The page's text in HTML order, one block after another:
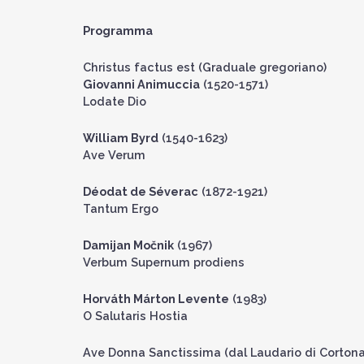
Programma
Christus factus est (Graduale gregoriano)
Giovanni Animuccia (1520-1571)
Lodate Dio
William Byrd (1540-1623)
Ave Verum
Déodat de Séverac (1872-1921)
Tantum Ergo
Damijan Močnik (1967)
Verbum Supernum prodiens
Horváth Márton Levente (1983)
O Salutaris Hostia
Ave Donna Sanctissima (dal Laudario di